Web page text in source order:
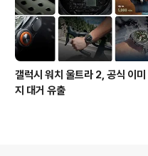
갤럭시 워치 울트라 2, 공식 이미
지 대거 유출